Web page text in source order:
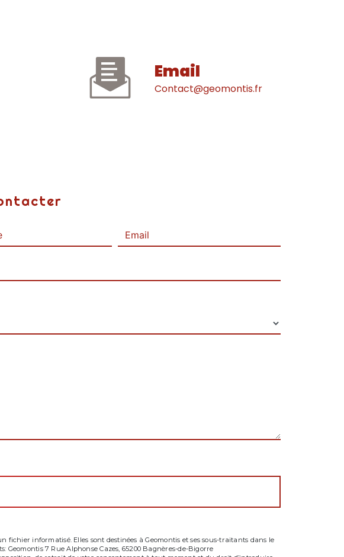
Email
contact@geomontis.fr
informatisé. Elles sont destinées à Geomontis et ses sous-traitants dans le
7 Rue Alphonse Cazes, 65200 Bagnères-de-Bigorre